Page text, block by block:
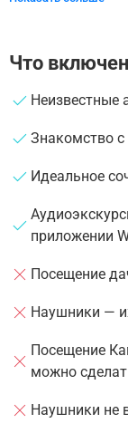
Что
Неизвестные
Знакомство
Идеальное
приложении
Посещение
Наушники —
Посещение
можно
Наушники не